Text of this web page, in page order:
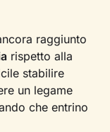
raggiunto
rispetto alla
stabilire
un legame
che entrino